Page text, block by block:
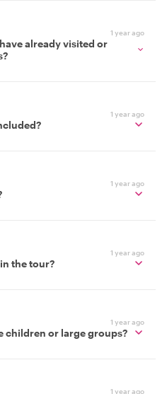
1 year ago
already visited or
1 year ago
1 year ago
1 year ago
the tour?
1 year ago
children or large groups?
1 year ago